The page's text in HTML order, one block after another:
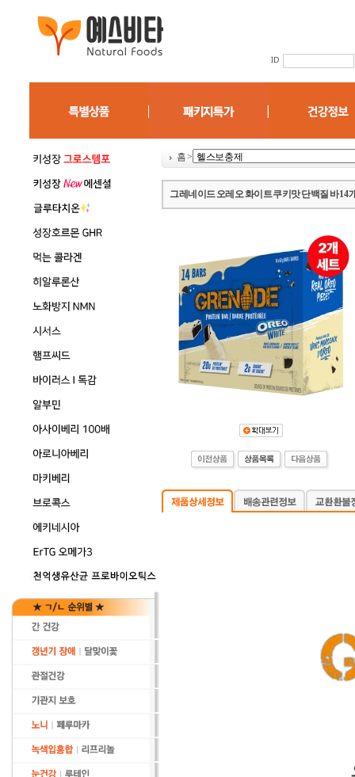
홈>
그레네이드 오레오 화이트 쿠키맛 단백질 바 14